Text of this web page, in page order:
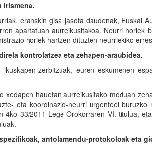
irismena.
eranskin gisa jasota daudenak, Euskal
apartatuan aurreikusitakoa. Neurri horiek
horiek hartzen dituzten neurriekiko
kontrolatzea eta zehapen-araubidea.
zerbitzuak, euren eskumenen
xedapen hauetan aurreikusitako moduan
eta koordinazio-neurri urgenteei
4ko 33/2011 Lege Orokorraren VI. titulua,
antolamendu-protokoloak eta